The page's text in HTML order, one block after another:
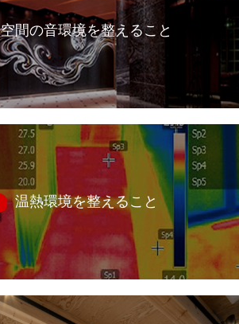
空間の音環境を整えること
温熱環境を整えること